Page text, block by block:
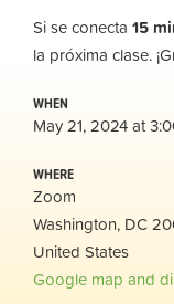
Si se conecta 15
la próxima clase.
WHEN
May 21, 2024 at
WHERE
Zoom
Washington, DC
United States
Google map and